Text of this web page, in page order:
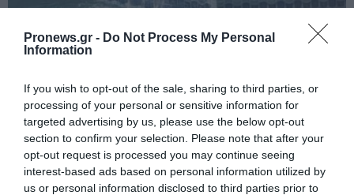
Pronews.gr - Do Not Process My Personal
Information
If you wish to opt-out of the sale, sharing to third parties, or
processing of your personal or sensitive information for
targeted advertising by us, please use the below opt-out
section to confirm your selection. Please note that after your
opt-out request is processed you may continue seeing
interest-based ads based on personal information utilized by
us or personal information disclosed to third parties prior to
PRONEWS.GR / ΑΓΡΙΑ ΖΩΗ
Βίντεο: Αρκούδα έκανε… βουτιά σε
πισίνα πολυτελούς βίλας στις ΗΠΑ για να
γλιτώσει από τον καύσωνα
04.08.2026 | 11:15